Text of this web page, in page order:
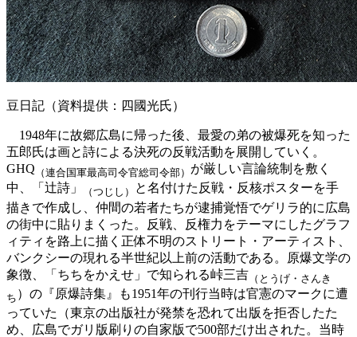
豆日記（資料提供：四國光氏）
1948年に故郷広島に帰った後、最愛の弟の被爆死を知った
五郎氏は画と詩による決死の反戦活動を展開していく。
GHQ （連合国軍最高司令官総司令部） が厳しい言論統制を敷く
中、「辻詩」
（つじし）
と名付けた反戦・反核ポスターを手
描きで作成し、仲間の若者たちが逮捕覚悟でゲリラ的に広島
の街中に貼りまくった。反戦、反権力をテーマにしたグラフ
ィティを路上に描く正体不明のストリート・アーティスト、
バンクシーの現れる半世紀以上前の活動である。原爆文学の
象徴、「ちちをかえせ」で知られる峠三吉 （とうげ・さんき
ち ）の『原爆詩集』も1951年の刊行当時は官憲のマークに遭
っていた（東京の出版社が発禁を恐れて出版を拒否したた
め、広島でガリ版刷りの自家版で500部だけ出された。当時